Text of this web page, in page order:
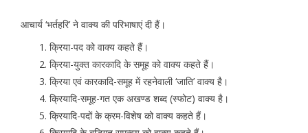
आचार्य ‘भर्तहरि’ ने वाक्य की परिभाषाएं दी हैं।
क्रिया-पद को वाक्य कहते हैं।
क्रिया-युक्त कारकादि के समूह को वाक्य कहते हैं।
क्रिया एवं कारकादि-समूह में रहनेवाली ‘जाति’ वाक्य है।
क्रियादि-समूह-गत एक अखण्ड शब्द (स्फोट) वाक्य है।
क्रियादि-पदों के क्रम-विशेष को वाक्य कहते हैं।